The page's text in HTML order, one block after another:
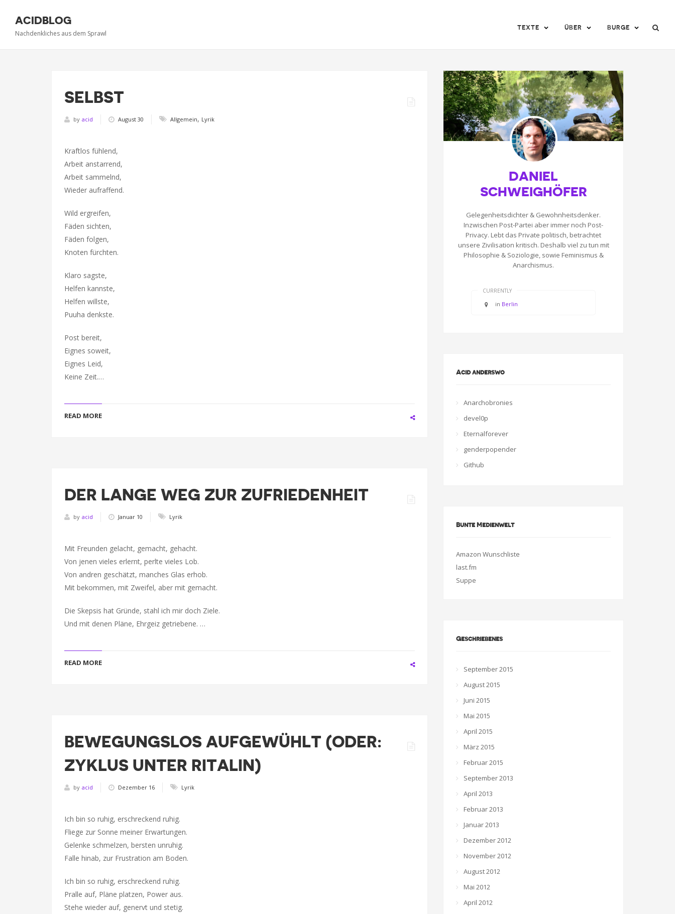
ACIDBLOG
Nachdenkliches aus dem Sprawl
TEXTE ÜBER BURGE
SELBST
by acid August 30 Allgemein, Lyrik
Kraftlos fühlend,
Arbeit anstarrend,
Arbeit sammelnd,
Wieder aufraffend.
Wild ergreifen,
Fäden sichten,
Fäden folgen,
Knoten fürchten.
Klaro sagste,
Helfen kannste,
Helfen willste,
Puuha denkste.
Post bereit,
Eignes soweit,
Eignes Leid,
Keine Zeit.…
READ MORE
DER LANGE WEG ZUR ZUFRIEDENHEIT
by acid Januar 10 Lyrik
Mit Freunden gelacht, gemacht, gehacht.
Von jenen vieles erlernt, perlte vieles Lob.
Von andren geschätzt, manches Glas erhob.
Mit bekommen, mit Zweifel, aber mit gemacht.
Die Skepsis hat Gründe, stahl ich mir doch Ziele.
Und mit denen Pläne, Ehrgeiz getriebene. …
READ MORE
BEWEGUNGSLOS AUFGEWÜHLT (ODER:
ZYKLUS UNTER RITALIN)
by acid Dezember 16 Lyrik
Ich bin so ruhig, erschreckend ruhig.
Fliege zur Sonne meiner Erwartungen.
Gelenke schmelzen, bersten unruhig.
Falle hinab, zur Frustration am Boden.
Ich bin so ruhig, erschreckend ruhig.
Pralle auf, Pläne platzen, Power aus.
Stehe wieder auf, genervt und stetig.
DANIEL
SCHWEIGHÖFER
Gelegenheitsdichter & Gewohnheitsdenker.
Inzwischen Post-Partei aber immer noch Post-
Privacy. Lebt das Private politisch, betrachtet
unsere Zivilisation kritisch. Deshalb viel zu tun mit
Philosophie & Soziologie, sowie Feminismus &
Anarchismus.
CURRENTLY
in Berlin
Acid anderswo
Anarchobronies
devel0p
Eternalforever
genderpopender
Github
Bunte Medienwelt
Amazon Wunschliste
last.fm
Suppe
Geschriebenes
September 2015
August 2015
Juni 2015
Mai 2015
April 2015
März 2015
Februar 2015
September 2013
April 2013
Februar 2013
Januar 2013
Dezember 2012
November 2012
August 2012
Mai 2012
April 2012